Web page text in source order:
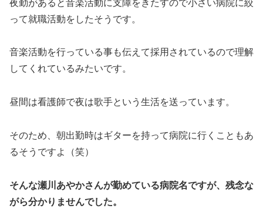
夜勤があると音楽活動に支障をきたすので小さい病院に絞
って就職活動をしたそうです。
音楽活動を行っている事も伝えて採用されているので理解
してくれているみたいです。
昼間は看護師で夜は歌手という生活を送っています。
そのため、朝出勤時はギターを持って病院に行くこともあ
るそうですよ（笑）
そんな瀬川あやかさんが勤めている病院名ですが、残念な
がら分かりませんでした。